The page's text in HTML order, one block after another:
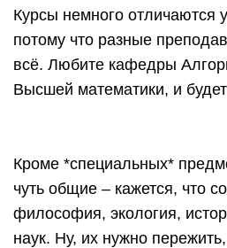
Курсы немного отличаются
потому что разные
всё. Любите кафедры
Высшей математики, и
Кроме *специальных*
чуть общие – кажется, что
философия, экология,
наук. Ну, их нужно